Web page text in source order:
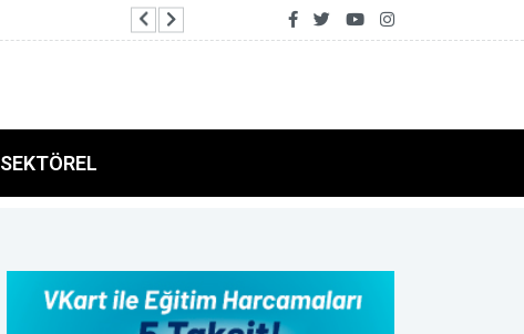
Mekke Ortak Savunma Anlaşması imzalandı
SEKTÖREL